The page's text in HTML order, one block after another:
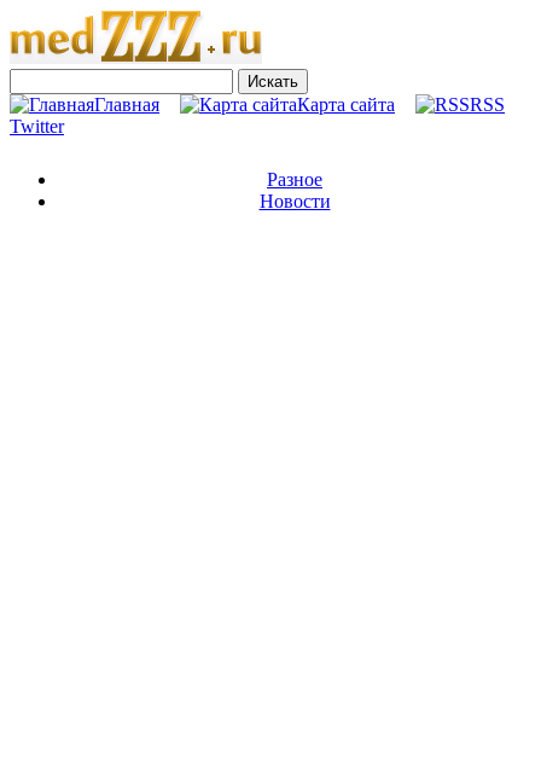
Главная Карта сайта
RSS
Twitter
Разное
Новости